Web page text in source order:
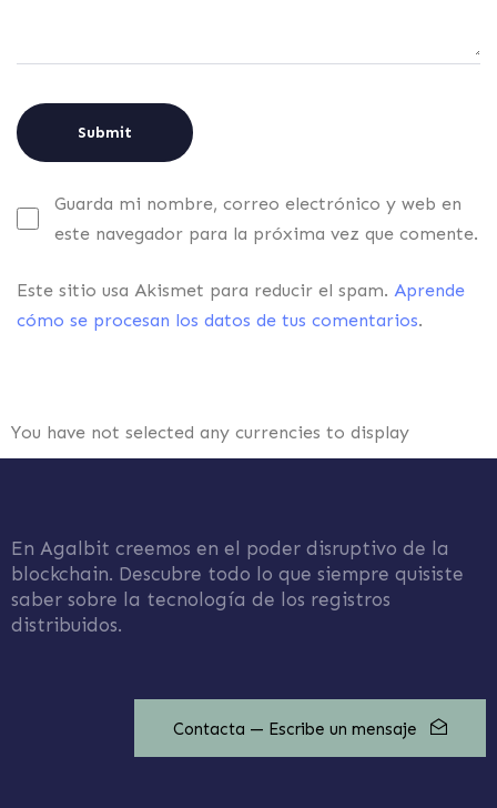
Guarda mi nombre, correo electrónico y web en
este navegador para la próxima vez que comente.
Este sitio usa Akismet para reducir el spam. Aprende
cómo se procesan los datos de tus comentarios.
You have not selected any currencies to display
En Agalbit creemos en el poder disruptivo de la
blockchain. Descubre todo lo que siempre quisiste
saber sobre la tecnología de los registros
distribuidos.
Contacta — Escribe un mensaje